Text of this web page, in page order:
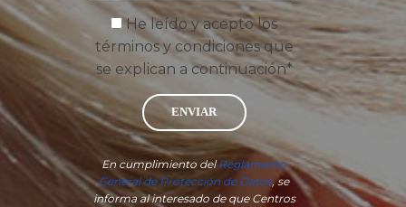
He leído y acepto los
términos y condiciones que
se explican a continuación*
ENVIAR
En cumplimiento delReglamento
General de Protección de Datos, se
informa al interesado de que Centros